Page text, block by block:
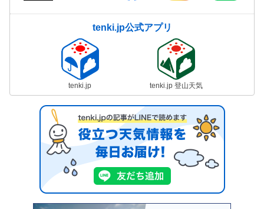
tenki.jp公式アプリ
tenki.jp tenki.jp 登山天気